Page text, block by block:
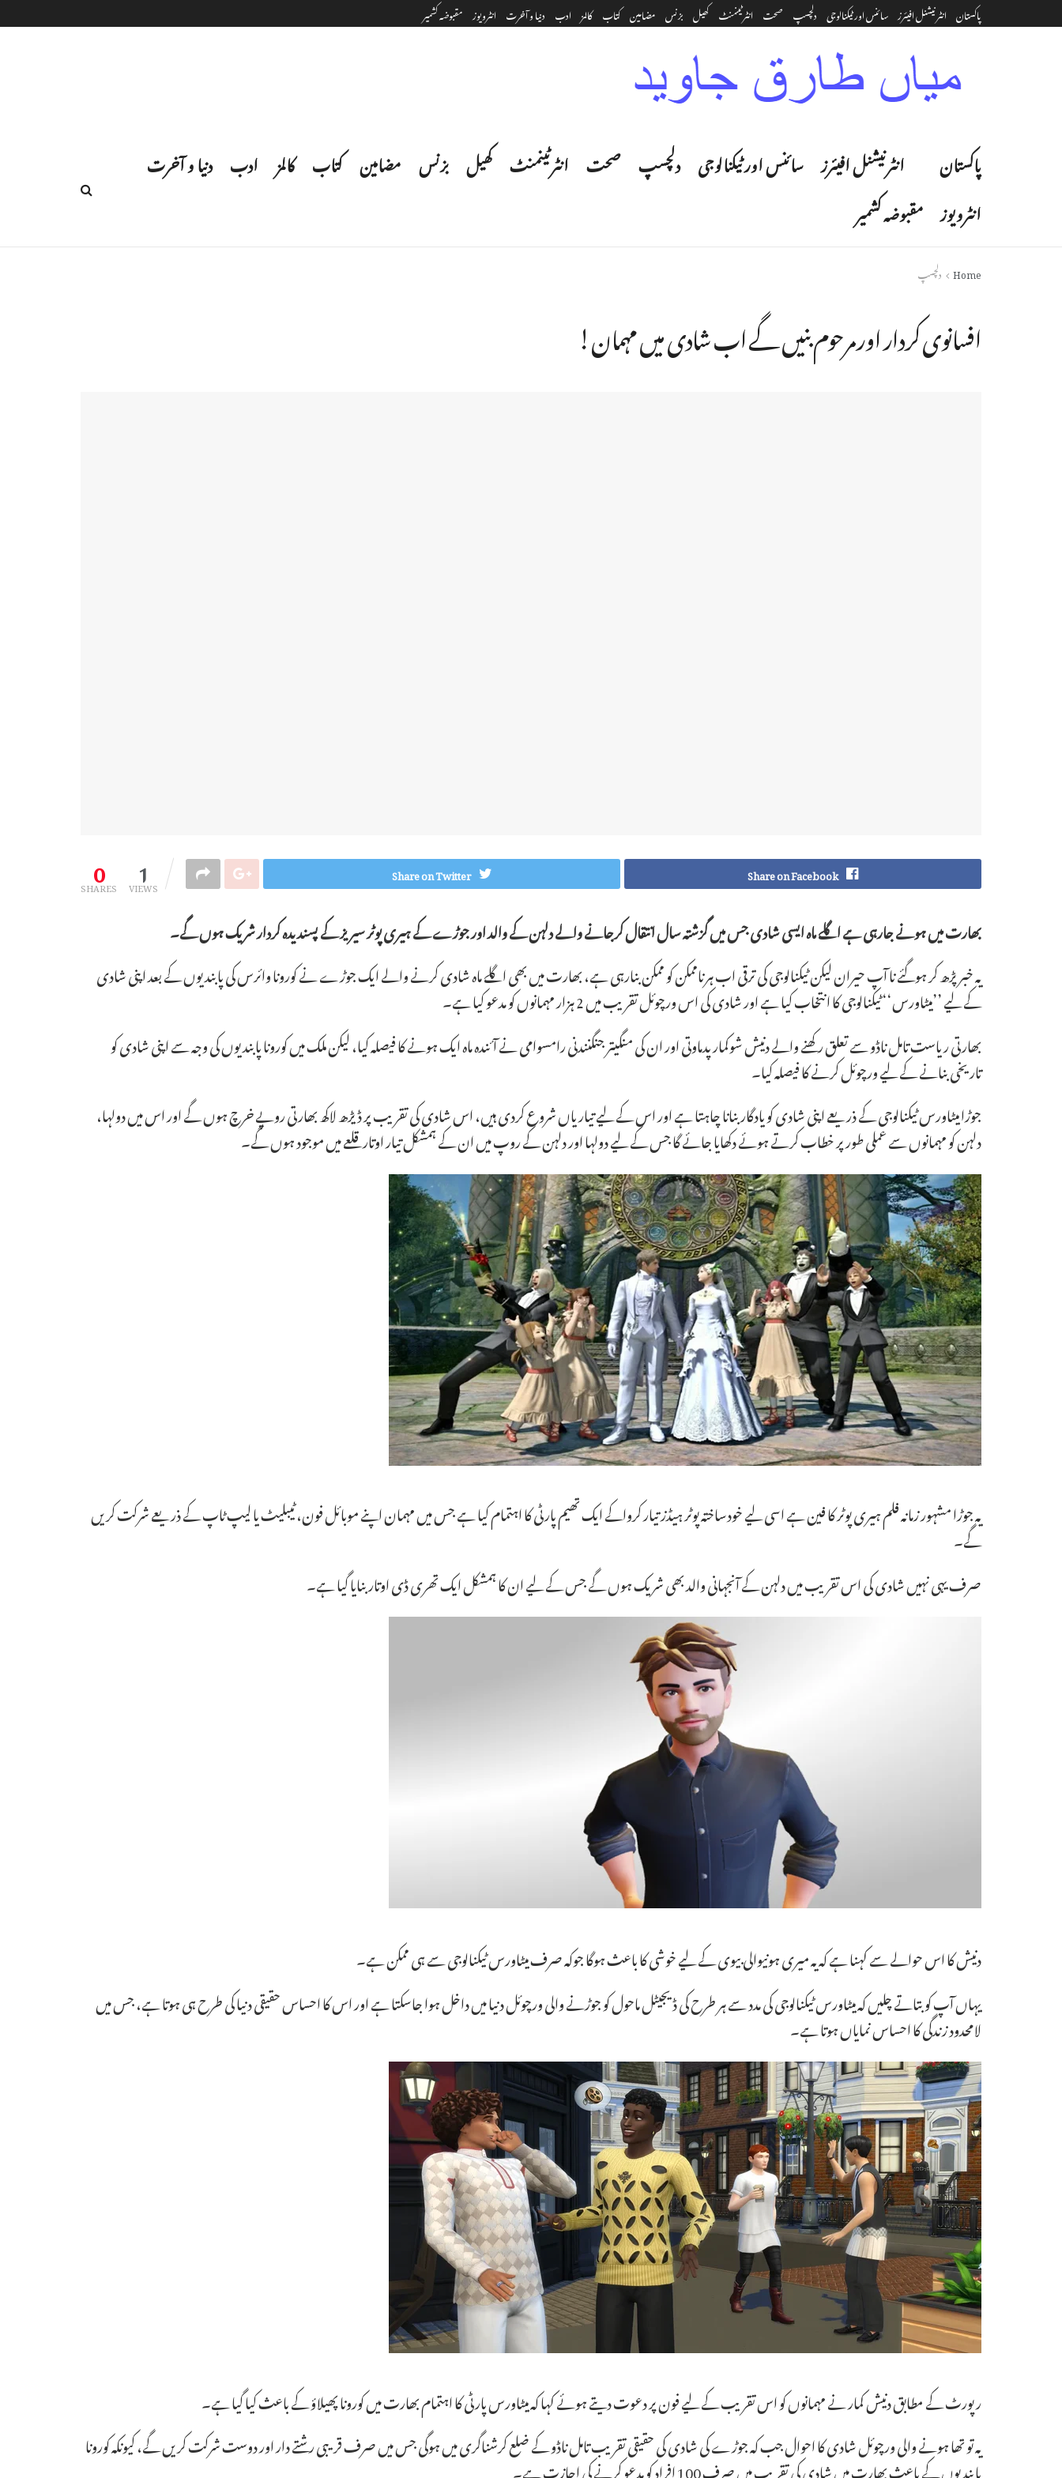
پاکستان انٹرنیشنل افیئرز سائنس اور ٹیکنالوجی دلچسپ صحت انٹرٹینمنٹ‎ کھیل بزنس مضامین کتاب کالمز ادب دنیا و آخرت انٹرویوز مقبوضہ کشمیر
پاکستان انٹرنیشنل افیئرز سائنس اور ٹیکنالوجی دلچسپ صحت انٹرٹینمنٹ‎ کھیل بزنس مضامین کتاب کالمز ادب دنیا و آخرت
انٹرویوز مقبوضہ کشمیر
Home دلچسپ
افسانوی کردار اور مرحوم بنیں گے اب شادی میں مہمان!
0
SHARES 1
VIEWS Share on Facebook
Share on Twitter
بھارت میں ہونے جارہی ہے اگلے ماہ ایسی شادی جس میں گزشتہ سال انتقال کرجانے والے دلہن کے والد اور جوڑے کے ہیری پوٹر سیریز کےپسندیدہ کردار شریک ہوں گے۔
یہ خبر پڑھ کر ہوگئے نا آپ حیران لیکن ٹیکنالوجی کی ترقی اب ہرناممکن کو ممکن بنارہی ہے، بھارت میں بھی اگلے ماہ شادی کرنے والے ایک جوڑے نے کورونا وائرس کی پابندیوں کے بعد اپنی شادی
کے لیے ’’میٹاورس‘‘ ٹیکنالوجی کا انتخاب کیا ہے اور شادی کی اس ورچوئل تقریب میں 2 ہزار مہمانوں کو مدعو کیا ہے۔
بھارتی ریاست تامل ناڈو سے تعلق رکھنے والے دنیش شوکمار پدماوتی اور ان کی منگیتر جنگنندنی رامسوامی نے آئندہ ماہ ایک ہونے کا فیصلہ کیا، لیکن ملک میں کورونا پابندیوں کی وجہ سے اپنی شادی کو
تاریخی بنانے کے لیے ورچوئل کرنے کا فیصلہ کیا۔
جوڑا میٹاورس ٹیکنالوجی کے ذریعے اپنی شادی کو یادگار بنانا چاہتا ہے اور اس کے لیے تیاریاں شروع کردی ہیں، اس شادی کی تقریب پر ڈیڑھ لاکھ بھارتی روپے خرچ ہوں گے اور اس میں دولہا،
دلہن کو مہمانوں سے عملی طور پر خطاب کرتے ہوئے دکھایا جائے گا جس کے لیے دولہا اور دلہن کے روپ میں ان کے ہمشکل تیار اوتار قلعے میں موجود ہوں گے۔
یہ جوڑا مشہور زمانہ فلم ہیری پوٹر کا فین ہے اسی لیے خودساختہ پوٹر ہیڈز تیار کرواکے ایک تھیم پارٹی کا اہتمام کیا ہے جس میں مہمان اپنے موبائل فون، ٹیبلیٹ یا لیپ ٹاپ کے ذریعے شرکت کریں
گے۔
صرف یہی نہیں شادی کی اس تقریب میں دلہن کے آنجہانی والد بھی شریک ہوں گے جس کے لیے ان کا ہمشکل ایک تھری ڈی اوتار بنایا گیا ہے۔
دنیش کا اس حوالے سے کہنا ہے کہ یہ میری ہونیوالی بیوی کے لیے خوشی کا باعث ہوگا جوکہ صرف میٹاورس ٹیکنالوجی سے ہی ممکن ہے۔
یہاں آپ کو بتاتے چلیں کہ میٹاورس ٹیکنالوجی کی مدد سے ہر طرح کی ڈیجیٹل ماحول کو جوڑنے والی ورچوئل دنیا میں داخل ہوا جاسکتا ہے اور اس کا احساس حقیقی دنیا کی طرح ہی ہوتا ہے، جس میں
لامحدود زندگی کا احساس نمایاں ہوتا ہے۔
رپورٹ کے مطابق دنیش کمار نے مہمانوں کو اس تقریب کے لیے فون پر دعوت دیتے ہوئے کہا کہ میٹاورس پارٹی کا اہتمام بھارت میں کورونا پھیلاؤ کے باعث کیا گیا ہے۔
یہ تو تھا ہونے والی ورچوئل شادی کا احوال جب کہ جوڑے کی شادی کی حقیقی تقریب تامل ناڈو کے ضلع کرشناگری میں ہوگی جس میں صرف قریبی رشتے دار اور دوست شرکت کریں گے، کیونکہ کورونا
پابندیوں کے باعث بھارت میں شادی کی تقریب میں صرف 100 افراد کو مدعو کرنے کی اجازت ہے۔